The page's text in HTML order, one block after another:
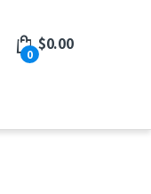
0
$0.00